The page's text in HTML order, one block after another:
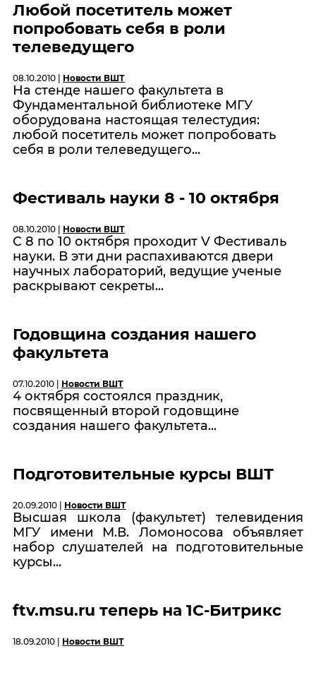
Любой посетитель может
попробовать себя в роли
телеведущего
08.10.2010 | Новости ВШТ
На стенде нашего факультета в
Фундаментальной библиотеке МГУ
оборудована настоящая телестудия:
любой посетитель может попробовать
себя в роли телеведущего...
Фестиваль науки 8 - 10 октября
08.10.2010 | Новости ВШТ
C 8 по 10 октября проходит V Фестиваль
науки. В эти дни распахиваются двери
научных лабораторий, ведущие ученые
раскрывают секреты...
Годовщинa создания нашего
факультета
07.10.2010 | Новости ВШТ
4 октября состоялся праздник,
посвященный второй годовщине
создания нашего факультета...
Подготовительные курсы ВШТ
20.09.2010 | Новости ВШТ
Высшая школа (факультет) телевидения
МГУ имени М.В. Ломоносова объявляет
набор слушателей на подготовительные
курсы...
ftv.msu.ru теперь на 1С-Битрикс
18.09.2010 | Новости ВШТ